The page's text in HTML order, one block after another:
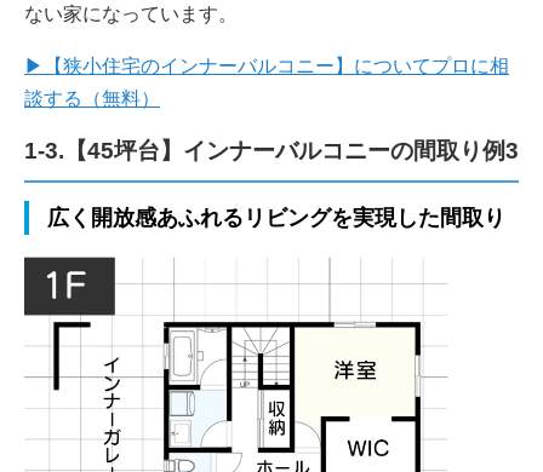
ない家になっています。
▶【狭小住宅のインナーバルコニー】についてプロに相
談する（無料）
1-3.【45坪台】インナーバルコニーの間取り例3
広く開放感あふれるリビングを実現した間取り